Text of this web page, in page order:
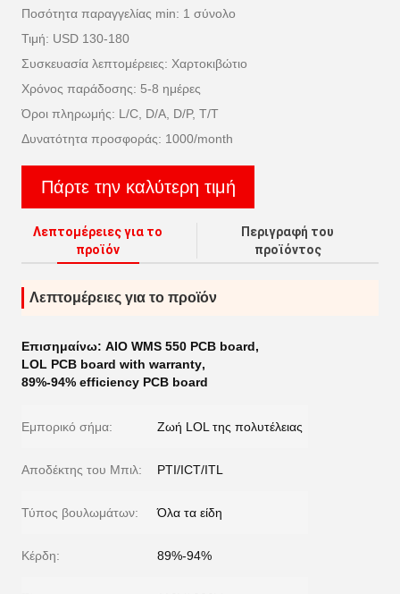
Ποσότητα παραγγελίας min: 1 σύνολο
Τιμή: USD 130-180
Συσκευασία λεπτομέρειες: Χαρτοκιβώτιο
Χρόνος παράδοσης: 5-8 ημέρες
Όροι πληρωμής: L/C, D/A, D/P, T/T
Δυνατότητα προσφοράς: 1000/month
Πάρτε την καλύτερη τιμή
Λεπτομέρειες για το
προϊόν
Περιγραφή του
προϊόντος
Λεπτομέρειες για το προϊόν
Επισημαίνω: AIO WMS 550 PCB board,
LOL PCB board with warranty,
89%-94% efficiency PCB board
Εμπορικό σήμα: Ζωή LOL της πολυτέλειας
Αποδέκτης του Μπιλ: PTI/ICT/ITL
Τύπος βουλωμάτων: Όλα τα είδη
Κέρδη: 89%-94%